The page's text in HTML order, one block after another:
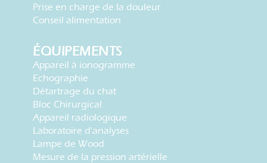
Prise en charge de la douleur
Conseil alimentation
ÉQUIPEMENTS
Appareil à ionogramme
Echographie
Détartrage du chat
Bloc Chirurgical
Appareil radiologique
Laboratoire d'analyses
Lampe de Wood
Mesure de la pression artérielle